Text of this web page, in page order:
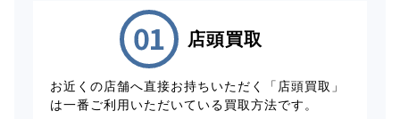
店頭買取
お近くの店舗へ直接お持ちいただく「店頭買取」
は一番ご利用いただいている買取方法です。